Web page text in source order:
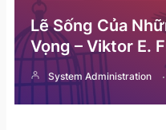
Lẽ Sống Của
Vọng – Viktor E.
System Administration